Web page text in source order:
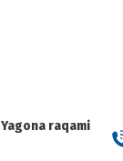
Yagona raqami